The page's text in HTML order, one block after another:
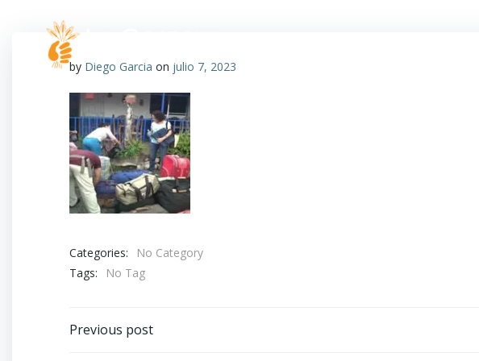
by Diego Garcia on julio 7, 2023
Categories:
No Category
Tags:
No Tag
Previous post